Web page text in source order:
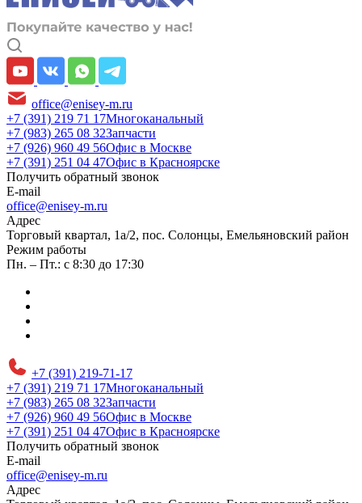
office@enisey-m.ru
+7 (391) 219 71 17Многоканальный
+7 (983) 265 08 32Запчасти
+7 (926) 960 49 56Офис в Москве
+7 (391) 251 04 47Офис в Красноярске
Получить обратный звонок
E-mail
office@enisey-m.ru
Адрес
​Торговый квартал, 1а/2, пос. Солонцы, Емельяновский район
Режим работы
Пн. – Пт.: с 8:30 до 17:30
+7 (391) 219-71-17
+7 (391) 219 71 17Многоканальный
+7 (983) 265 08 32Запчасти
+7 (926) 960 49 56Офис в Москве
+7 (391) 251 04 47Офис в Красноярске
Получить обратный звонок
E-mail
office@enisey-m.ru
Адрес